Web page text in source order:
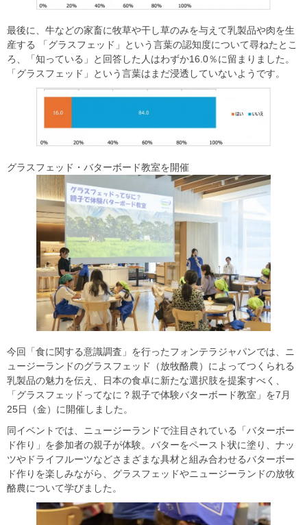
最後に、牛などの家畜に牧草や干し草のみを与えて乳製品や肉を生
産する 「グラスフェッド」という⾔葉の認知度について尋ねたとこ
ろ、「知っている」と回答した⼈はわずか16.0％に留まりました。
「グラスフェッド」という⾔葉はまだ浸透していないようです。
グラスフェッド・バターボード教室を開催
今回「⾷に関する意識調査」を行ったフォンテラジャパンでは、ニ
ュージーランドのグラスフェッド（放牧酪農）によってつくられる
乳製品の魅⼒を伝え、⽇本の⾷卓に新たな選択肢を提案すべく、
「グラスフェッドってなに？親⼦で体験バターボード教室」を7⽉
25⽇（⾦）に開催しました。
同イベントでは、ニュージーランドで注⽬されている「バターボー
ド作り」を参加者の親⼦が体験。バターをペースト状に塗り、ナッ
ツやドライフルーツなどさまざまな具材と組み合わせるバターボー
ド作りを楽しみながら、グラスフェッドやニュージーランドの放牧
酪農について学びました。